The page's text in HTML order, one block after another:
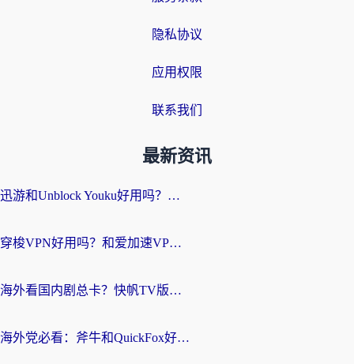
隐私协议
应用权限
联系我们
最新资讯
迅游和Unblock Youku好用吗？海外党亲测：3个维度教你选对回国加速器
穿梭VPN好用吗？和爱加速VPN对比哪个回国效果更好？海外党必看的实用指南
海外看国内剧总卡？快帆TV版VPN好用吗？和海牛VPN对比哪个回国效果更好？
海外党必看：斧牛和QuickFox好用吗？3步选对回国加速器，无缝刷国内剧玩游戏